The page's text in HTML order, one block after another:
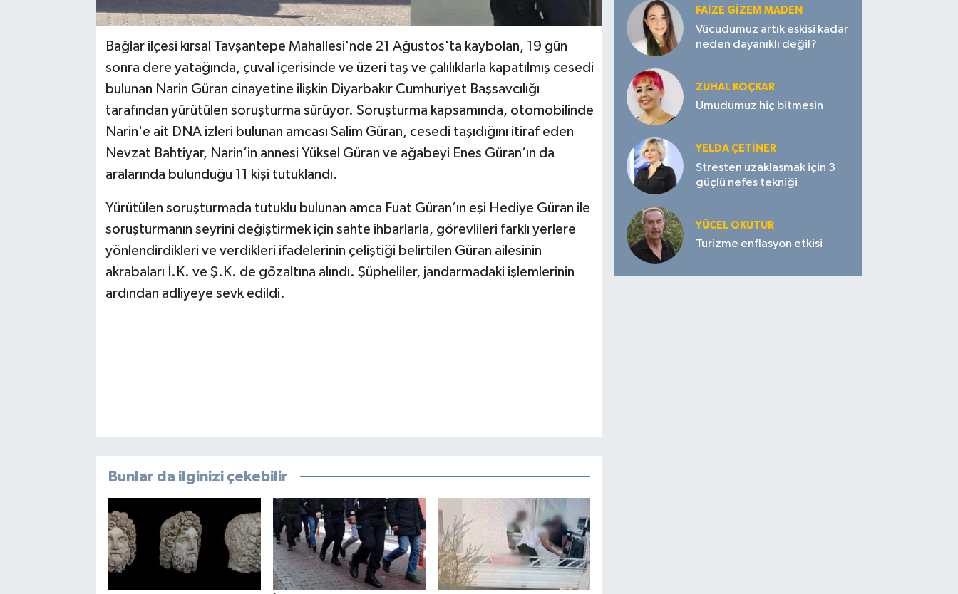
Bağlar ilçesi kırsal Tavşantepe Mahallesi'nde 21 Ağustos'ta kaybolan, 19 gün
sonra dere yatağında, çuval içerisinde ve üzeri taş ve çalılıklarla kapatılmış cesedi
bulunan Narin Güran cinayetine ilişkin Diyarbakır Cumhuriyet Başsavcılığı
tarafından yürütülen soruşturma sürüyor. Soruşturma kapsamında, otomobilinde
Narin'e ait DNA izleri bulunan amcası Salim Güran, cesedi taşıdığını itiraf eden
Nevzat Bahtiyar, Narin’in annesi Yüksel Güran ve ağabeyi Enes Güran’ın da
aralarında bulunduğu 11 kişi tutuklandı.
Yürütülen soruşturmada tutuklu bulunan amca Fuat Güran’ın eşi Hediye Güran ile
soruşturmanın seyrini değiştirmek için sahte ihbarlarla, görevlileri farklı yerlere
yönlendirdikleri ve verdikleri ifadelerinin çeliştiği belirtilen Güran ailesinin
akrabaları İ.K. ve Ş.K. de gözaltına alındı. Şüpheliler, jandarmadaki işlemlerinin
ardından adliyeye sevk edildi.
Bunlar da ilginizi çekebilir
FAIZE GIZEM MADEN
Vücudumuz artık eskisi kadar
neden dayanıklı değil?
ZUHAL KOÇKAR
Umudumuz hiç bitmesin
YELDA ÇETİNER
Stresten uzaklaşmak için 3
güçlü nefes tekniği
YÜCEL OKUTUR
Turizme enflasyon etkisi